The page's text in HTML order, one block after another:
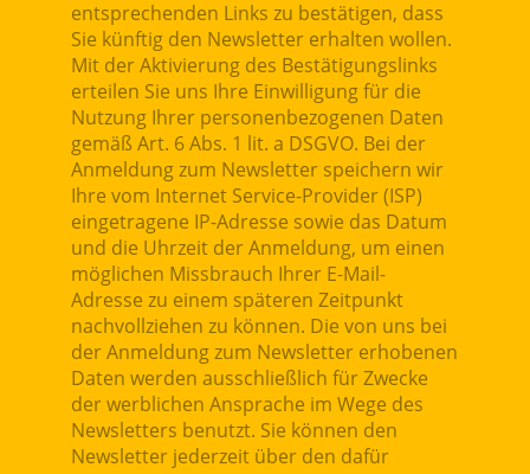
entsprechenden Links zu bestätigen, dass
Sie künftig den Newsletter erhalten wollen.
Mit der Aktivierung des Bestätigungslinks
erteilen Sie uns Ihre Einwilligung für die
Nutzung Ihrer personenbezogenen Daten
gemäß Art. 6 Abs. 1 lit. a DSGVO. Bei der
Anmeldung zum Newsletter speichern wir
Ihre vom Internet Service-Provider (ISP)
eingetragene IP-Adresse sowie das Datum
und die Uhrzeit der Anmeldung, um einen
möglichen Missbrauch Ihrer E-Mail-
Adresse zu einem späteren Zeitpunkt
nachvollziehen zu können. Die von uns bei
der Anmeldung zum Newsletter erhobenen
Daten werden ausschließlich für Zwecke
der werblichen Ansprache im Wege des
Newsletters benutzt. Sie können den
Newsletter jederzeit über den dafür